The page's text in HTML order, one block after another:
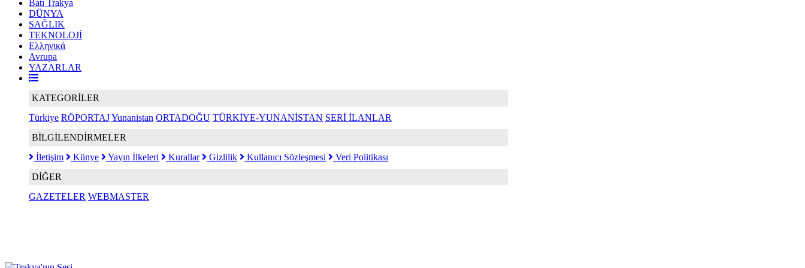
Batı Trakya
DÜNYA
SAĞLIK
TEKNOLOJİ
Ελληνικά
Avrupa
YAZARLAR
KATEGORİLER
Türkiye RÖPORTAJYunanistan ORTADOĞU TÜRKİYE-YUNANİSTAN SERİ İLANLAR
BİLGİLENDİRMELER
İletişim
Künye Yayın İlkeleri Kurallar Gizlilik Kullanıcı Sözleşmesi
Veri Politikası
DİĞER
GAZETELER WEBMASTER